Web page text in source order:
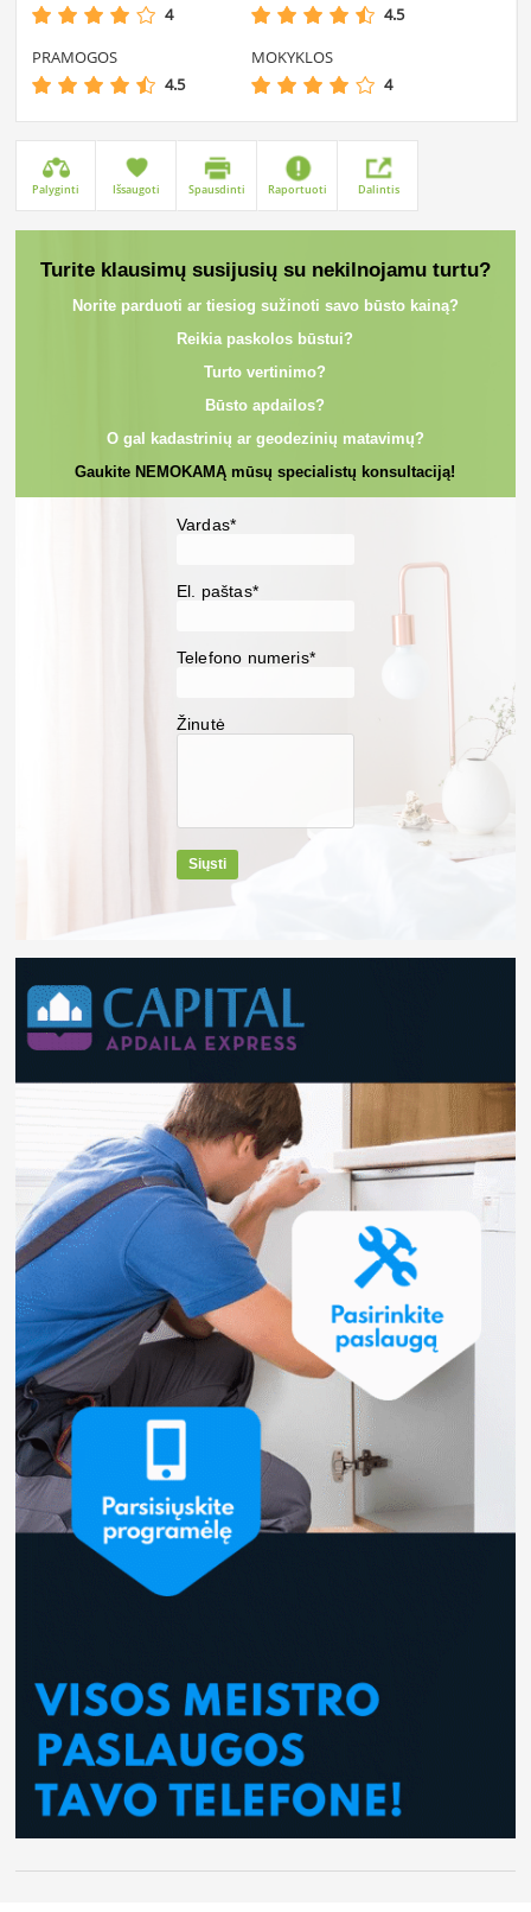
4
4.5
PRAMOGOS
4.5
MOKYKLOS
4
Palyginti Išsaugoti Spausdinti Raportuoti Dalintis
Turite klausimų susijusių su nekilnojamu turtu?
Norite parduoti ar tiesiog sužinoti savo būsto kainą?
Reikia paskolos būstui?
Turto vertinimo?
Būsto apdailos?
O gal kadastrinių ar geodezinių matavimų?
Gaukite NEMOKAMĄ mūsų specialistų konsultaciją!
Vardas*
El. paštas*
Telefono numeris*
Žinutė
Siųsti